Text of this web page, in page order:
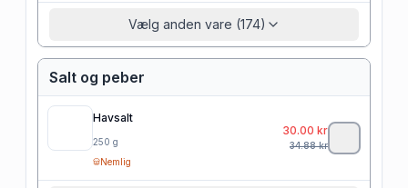
Vælg anden vare (174)
Salt og peber
Havsalt
250 g
Nemlig
30.00 kr
34.88kr